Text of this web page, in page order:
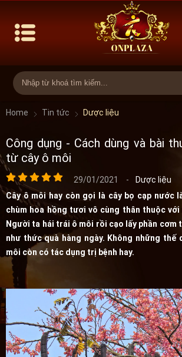
Home Tin tức Dược liệu
Công dụng - Cách dùng và bài
từ cây ô môi
29/01/2021 -
Dược liệu
Cây ô môi hay còn gọi là cây bọ cạp nước
chùm hoa hồng tươi vô cùng thân thuộc với
Người ta hái trái ô môi rồi cạo lấy phần cơm
như thức quà hàng ngày. Không những thế
môi còn có tác dụng trị bệnh hay.